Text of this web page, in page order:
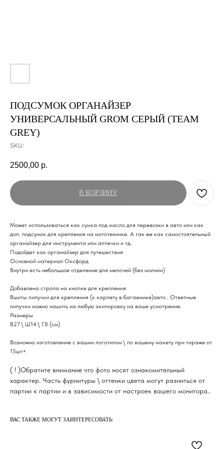
ПОДСУМОК ОРГАНАЙЗЕР
УНИВЕРСАЛЬНЫЙ GROM СЕРЫЙ (TEAM
GREY)
SKU:
2500,00 р.
В КОРЗИНУ
Может использоваться как сумка под масло для перевозки в авто или как
доп. подсумок для крепления на мототехнике. А так же как самостоятельный
органайзер для инструмента или аптечки и тд.
Подойдет как органайзер для путешествия
Основной материал Оксфорд
Внутри есть небольшое отделение для мелочей (без молнии)
Добавлена стропа на кнопке для крепления
Вшиты липучки для крепления (к карпету в багажнике)авто . Ответные
липучки можно нашить на любую экипировку на ваше усмотрение.
Размеры
В27 \ Ш14 \ Г8 (см)
Возможно изготовление с вашим логотипом \ по вашему макету при тираже от
15шт+
( ! )Обратите внимание что фото носят ознакомительный
характер. Часть фурнитуры \ оттенки цвета могут разниться от
партии к партии и в зависимости от настроек вашего монитора..
ВАС ТАКЖЕ МОГУТ ЗАИНТЕРЕСОВАТЬ: